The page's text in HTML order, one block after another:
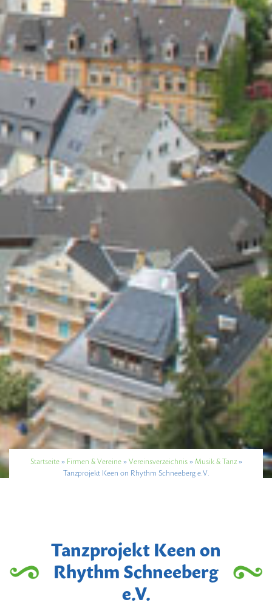
Startseite» Firmen & Vereine» Vereinsverzeichnis» Musik & Tanz»
Tanzprojekt Keen on Rhythm Schneeberg e.V.
Tanzprojekt Keen on
Rhythm Schneeberg
e.V.